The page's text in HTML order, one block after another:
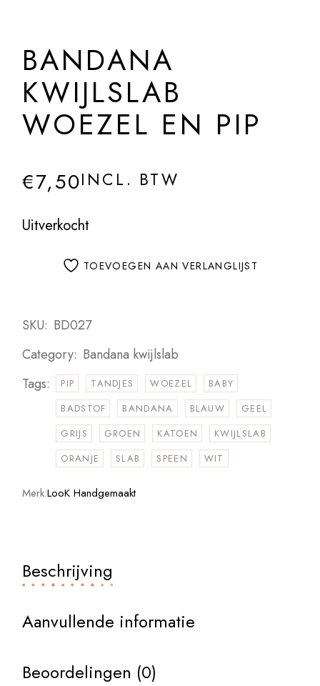
BANDANA
KWIJLSLAB
WOEZEL EN PIP
€7,50INCL. BTW
Uitverkocht
TOEVOEGEN AAN VERLANGLIJST
SKU: BD027
Category: Bandana kwijlslab
Tags:
PIP TANDJES WOEZEL
BABY
BADSTOF
BANDANA BLAUW
GEEL
GRIJS
GROEN KATOEN
KWIJLSLAB
ORANJE
SLAB SPEEN WIT
Merk:LooK Handgemaakt
Beschrijving
Aanvullende informatie
Beoordelingen (0)